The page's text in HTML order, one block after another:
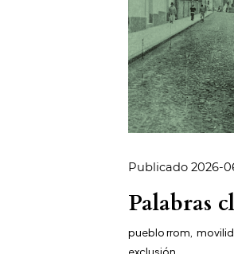
Publicado 2026-
Palabras
pueblo rrom